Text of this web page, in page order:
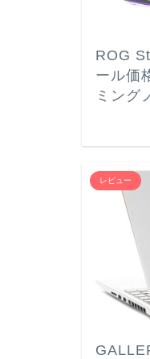
ROG
ール価
ミング
レビュー